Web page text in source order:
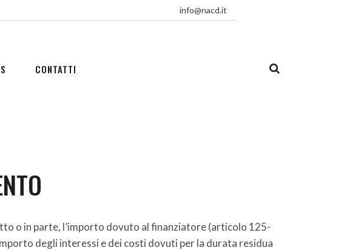
info@nacd.it
CONTATTI
o in parte, l’importo dovuto al finanziatore (articolo 125-
degli interessi e dei costi dovuti per la durata residua